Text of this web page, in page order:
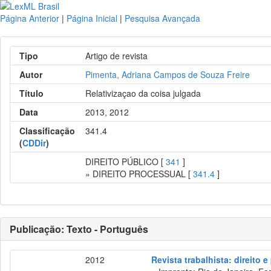
Página Anterior | Página Inicial | Pesquisa Avançada
Tipo
Artigo de revista
Autor
Pimenta, Adriana Campos de Souza Freire
Título
Relativizaçao da coisa julgada
Data
2013, 2012
Classificação
(CDDir)
341.4
DIREITO PÚBLICO [341 ]
» DIREITO PROCESSUAL [341.4 ]
Publicação: Texto - Português
2012
Revista trabalhista: direito e